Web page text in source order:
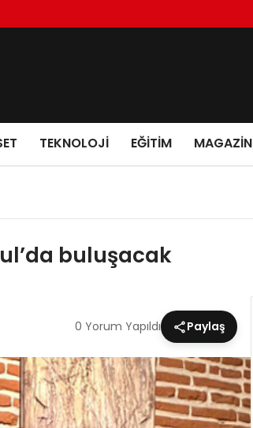
TEKNOLOJI EĞITIM MAGAZIN
buluşacak
0 Yorum Yapıldı Paylaş